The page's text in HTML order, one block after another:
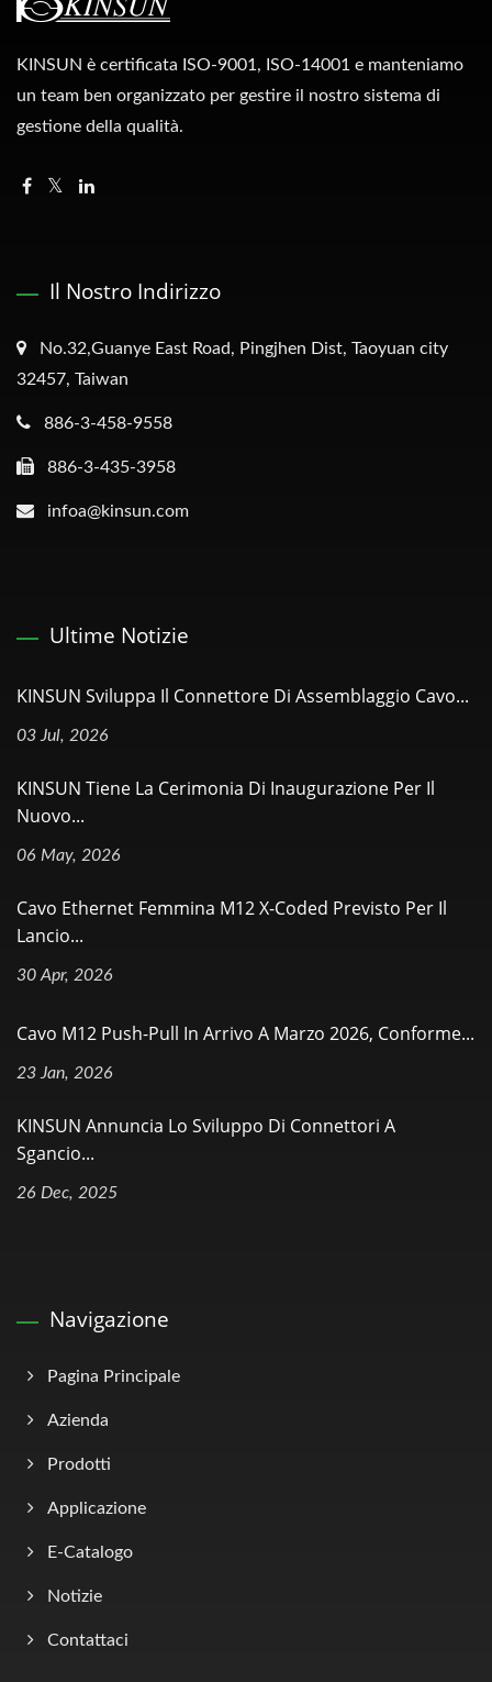
KINSUN è certificata ISO-9001, ISO-14001 e manteniamo
un team ben organizzato per gestire il nostro sistema di
gestione della qualità.
Il Nostro Indirizzo
No.32,Guanye East Road, Pingjhen Dist, Taoyuan city
32457, Taiwan
886-3-458-9558
886-3-435-3958
infoa@kinsun.com
Ultime Notizie
KINSUN Sviluppa Il Connettore Di Assemblaggio Cavo...
03 Jul, 2026
KINSUN Tiene La Cerimonia Di Inaugurazione Per Il
Nuovo...
06 May, 2026
Cavo Ethernet Femmina M12 X-Coded Previsto Per Il
Lancio...
30 Apr, 2026
Cavo M12 Push-Pull In Arrivo A Marzo 2026, Conforme...
23 Jan, 2026
KINSUN Annuncia Lo Sviluppo Di Connettori A
Sgancio...
26 Dec, 2025
Navigazione
Pagina Principale
Azienda
Prodotti
Applicazione
E-Catalogo
Notizie
Contattaci